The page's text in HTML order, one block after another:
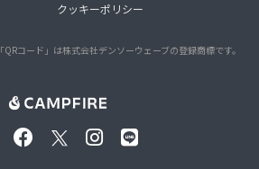
クッキーポリシー
「QRコード」は株式会社デンソーウェーブの登録商標です。